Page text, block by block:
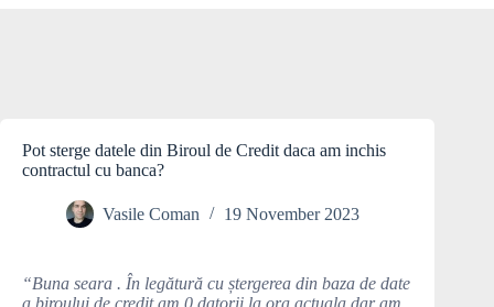
Pot sterge datele din Biroul de Credit daca am inchis
contractul cu banca?
Vasile Coman 19 November 2023
“Buna seara . În legătură cu ștergerea din baza de date
a biroului de credit am 0 datorii la ora actuala dar am